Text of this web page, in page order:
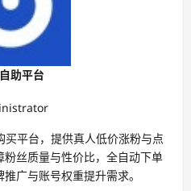
助平台
平台，提供真人低价涨粉与点
丝质量与性价比，全自动下单
广与账号权重提升需求。